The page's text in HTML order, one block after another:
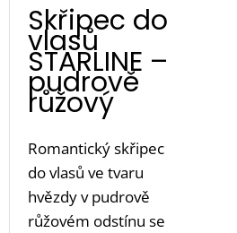
Skřipec do
vlasů
STARLINE –
pudrově
růžový
Romantický skřipec
do vlasů ve tvaru
hvězdy v pudrově
růžovém odstínu se